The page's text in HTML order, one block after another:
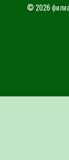
© 2026